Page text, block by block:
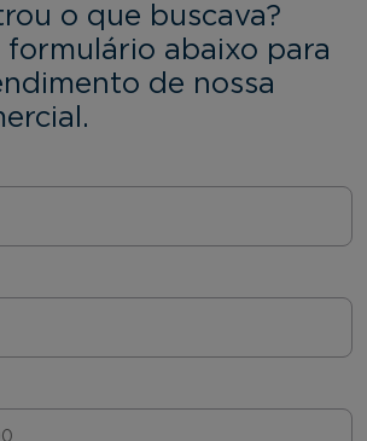
o que buscava?
formulário abaixo para
de nossa